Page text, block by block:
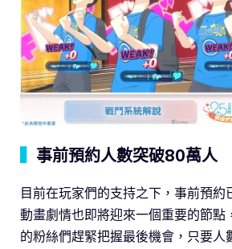
事前預約人數突破80萬人
目前在玩家們的支持之下，事前預約
動畫劇情也即將迎來一個重要的節點
的粉絲們趕緊把握最後機會，只要人